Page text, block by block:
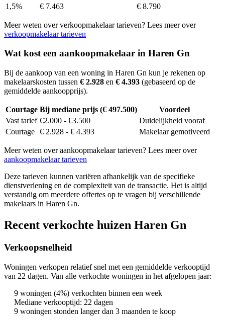
1,5%
€ 7.463 € 8.790
Meer weten over verkoopmakelaar tarieven? Lees meer over
verkoopmakelaar tarieven
Wat kost een aankoopmakelaar in Haren Gn
Bij de aankoop van een woning in Haren Gn kun je rekenen op
makelaarskosten tussen € 2.928 en € 4.393 (gebaseerd op de
gemiddelde aankoopprijs).
Courtage Bij mediane prijs (€ 497.500)
Voordeel
Vast tarief €2.000 - €3.500
Duidelijkheid vooraf
Courtage € 2.928 - € 4.393 Makelaar gemotiveerd
Meer weten over aankoopmakelaar tarieven? Lees meer over
aankoopmakelaar tarieven
Deze tarieven kunnen variëren afhankelijk van de specifieke
dienstverlening en de complexiteit van de transactie. Het is altijd
verstandig om meerdere offertes op te vragen bij verschillende
makelaars in Haren Gn.
Recent verkochte huizen Haren Gn
Verkoopsnelheid
Woningen verkopen relatief snel met een gemiddelde verkooptijd
van 22 dagen. Van alle verkochte woningen in het afgelopen jaar:
9 woningen (4%) verkochten binnen een week
Mediane verkooptijd: 22 dagen
9 woningen stonden langer dan 3 maanden te koop